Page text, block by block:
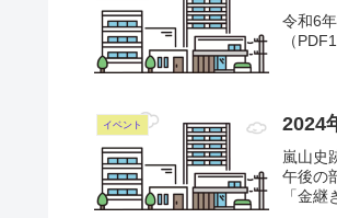
令和6
（
イベント 2024
嵐山史
午後の
「金